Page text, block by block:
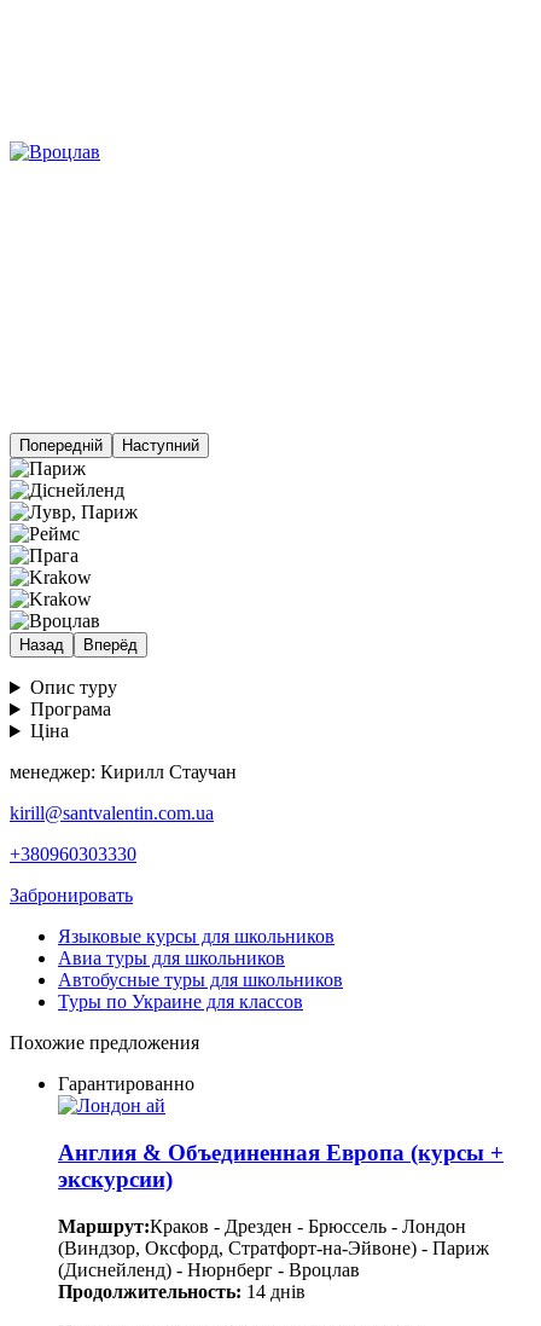
Попередній Наступний
Назад Вперёд
Опис туру
Програма
Ціна
менеджер: Кирилл Стаучан
kirill@santvalentin.com.ua
+380960303330
Забронировать
Языковые курсы для школьников
Авиа туры для школьников
Автобусные туры для школьников
Туры по Украине для классов
Похожие предложения
Гарантированно
Англия & Объединенная Европа (курсы +
экскурсии)
Маршрут:Краков - Дрезден - Брюссель - Лондон
(Виндзор, Оксфорд, Стратфорт-на-Эйвоне) - Париж
(Диснейленд) - Нюрнберг - Вроцлав
Продолжительность: 14 днів